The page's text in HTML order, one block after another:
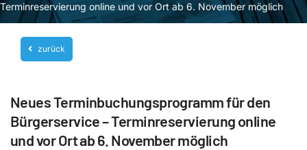
Blog
Unternehmen
Mediathek
Jetzt abonnieren
Terminreservierung online und vor Ort ab 6. November möglich
zurück
Neues Terminbuchungsprogramm für den
Bürgerservice – Terminreservierung online
und vor Ort ab 6. November möglich